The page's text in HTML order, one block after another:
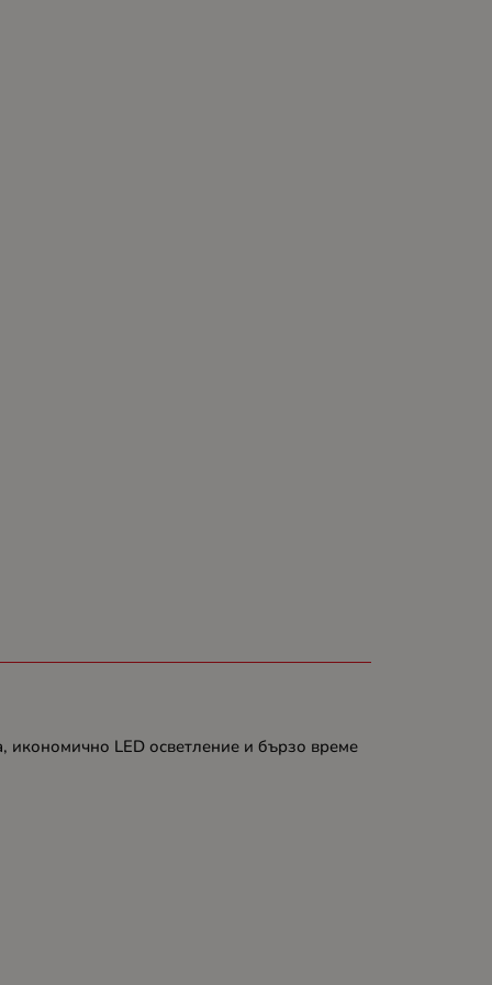
икономично LED осветление и бързо време